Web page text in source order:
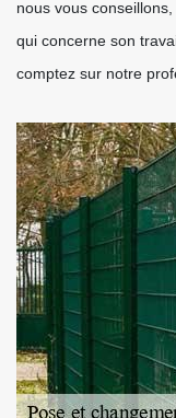
nous vous
qui concerne son
comptez sur notre